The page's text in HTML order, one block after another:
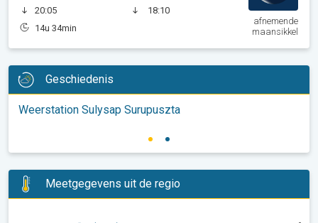
20:05
14u 34min
18:10
afnemende
maansikkel
Geschiedenis
Weerstation Sulysap Surupuszta
Meetgegevens uit de regio